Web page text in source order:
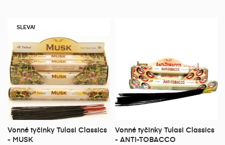
SLEVA!
Vonné tyčinky Tulasi Classics
- MUSK
Vonné tyčinky Tulasi Classics
- ANTI-TOBACCO